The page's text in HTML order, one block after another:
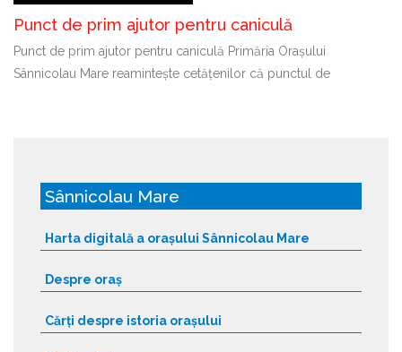
Punct de prim ajutor pentru caniculă
Punct de prim ajutor pentru caniculă Primăria Orașului
Sânnicolau Mare reamintește cetățenilor că punctul de
Sânnicolau Mare
Harta digitală a orașului Sânnicolau Mare
Despre oraș
Cărți despre istoria orașului